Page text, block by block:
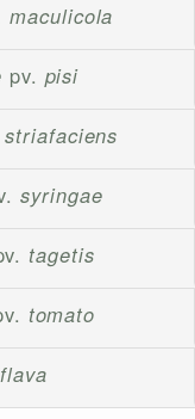
maculicola
pv. pisi
striafaciens
syringae
tagetis
tomato